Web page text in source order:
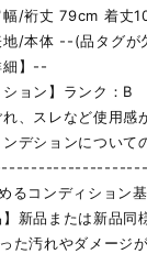
幅/裄丈 79cm 着丈
地/本体 --(品タグ
細】--
ョン】ランク：B
、スレなど使用感
デションについて
るコンディション基
新品または新品同
た汚れやダメージ